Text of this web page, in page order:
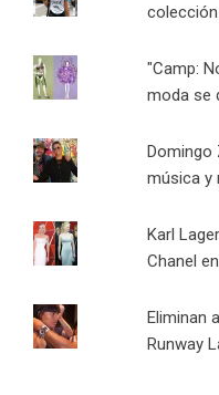
"Camp:
moda se
Domingo
música y
Karl
Chanel
Eliminan
Runway